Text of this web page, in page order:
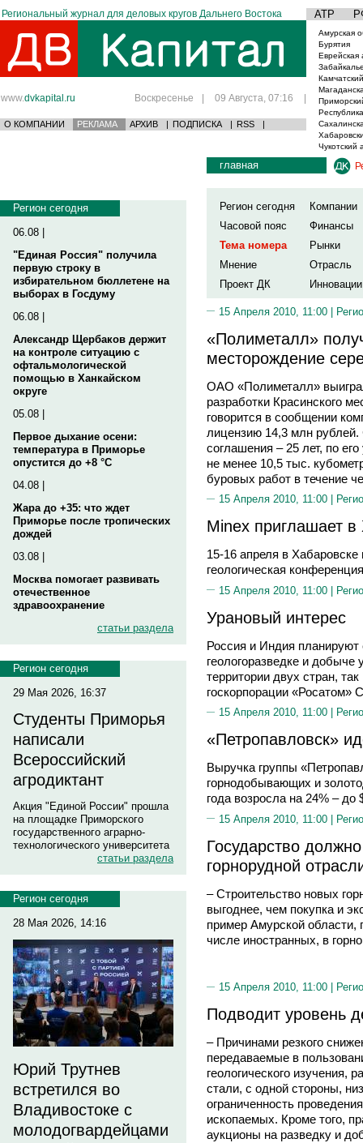
Региональный журнал для деловых кругов Дальнего Востока АТР
www.dvkapital.ru Воскресенье | 09 Августа, 07:16 |
О КОМПАНИИ РЕКЛАМА АРХИВ | ПОДПИСКА | RSS |
Амурская
Бурятия
Еврейская
Чукотский
Регион сегодня
06.08 |
"Единая Россия" получила
первую строку в
избирательном бюллетене на
выборах в Госдуму
06.08 |
Александр Щербаков держит
на контроле ситуацию с
офтальмологической
помощью в Ханкайском
округе
05.08 |
Первое дыхание осени:
температура в Приморье
опустится до +8 °C
04.08 |
Жара до +35: что ждет
Приморье после тропических
дождей
03.08 |
Москва помогает развивать
отечественное
здравоохранение
статьи раздела
Регион сегодня
29 Мая 2026, 16:37
Студенты Приморья
написали
Всероссийский
агродиктант
Акция "Единой России" прошла
на площадке Приморского
государственного аграрно-
технологического университета
статьи раздела
Регион сегодня
28 Мая 2026, 14:16
Юрий Трутнев
встретился во
Владивостоке с
молодогвардейцами
главная
Регион сегодня
Компании
Часовой пояс
Финансы
Тема номера
Рынки
Мнение
Отрасль
Проект ДК
Инновации
15 Апреля 2010, 11:00 |
«Полиметалл»
месторождение
ОАО «Полиметалл»
разработки Красинского
говорится в сообщении
лицензию 14,3 млн рублей.
соглашения – 25 лет, по
не менее 10,5 тыс.
буровых работ в течение
15 Апреля 2010, 11:00 |
Minex приглашает в
15-16 апреля в Хабаровске
геологическая
15 Апреля 2010, 11:00 |
Урановый интерес
Россия и Индия планируют
геологоразведке и добыче
территории двух стран,
госкорпорации
15 Апреля 2010, 11:00 |
«Петропавловск»
Выручка группы
горнодобывающих и
года возросла на 24% –
15 Апреля 2010, 11:00 |
Государство
горнорудной
– Строительство новых
выгоднее, чем покупка и
пример Амурской области,
числе иностранных, в
15 Апреля 2010, 11:00 |
Подводит уровень
– Причинами резкого
передаваемые в
геологического изучения,
стали, с одной стороны,
ограниченность
ископаемых. Кроме того,
аукционы на разведку и